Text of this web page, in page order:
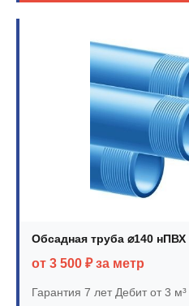
Обсадная труба ⌀140 нПВХ
от 3 500 ₽ за метр
Гарантия 7 летДебит от 3 м³